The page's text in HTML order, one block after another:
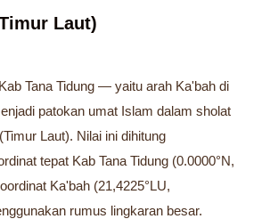
Laut)
Tana Tidung — yaitu arah Ka'bah di
patokan umat Islam dalam sholat
Laut). Nilai ini dihitung
tepat Kab Tana Tidung (0.0000°N,
Ka'bah (21,4225°LU,
rumus lingkaran besar.